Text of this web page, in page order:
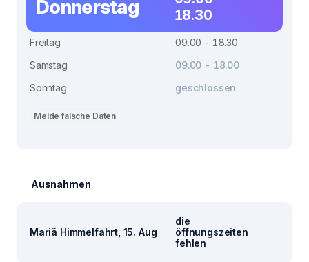
Donnerstag
18.30
Freitag
09.00 - 18.30
Samstag
09.00 - 18.00
Sonntag
geschlossen
Melde falsche Daten
Ausnahmen
Mariä Himmelfahrt, 15. Aug
die
öffnungszeiten
fehlen